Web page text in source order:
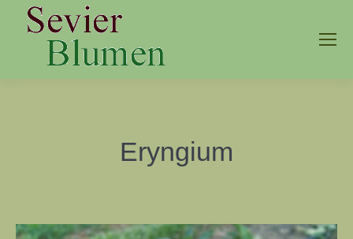
Eryngium